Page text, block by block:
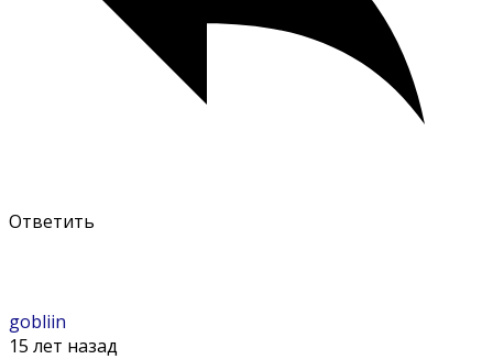
Ответить
gobliin
15 лет назад